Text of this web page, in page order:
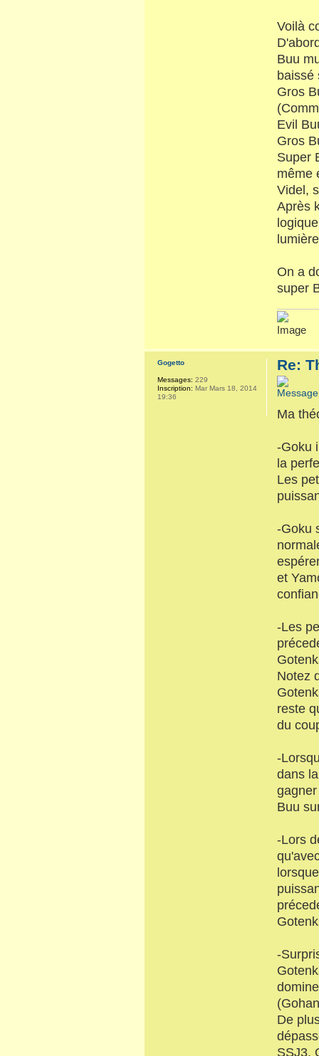
Voilà
Buu
baissé
Gros
Evil
Gros
Super
même
Videl,
Après
On a
super
Re:
Ma
-Goku
la
Les
-Goku
et
-Les
Notez
reste
du
-
dans
Buu
-Lors
-
De
SSJ3.
Gogetto
Messages: 229
Inscription: Mar Mars 18, 2014
19:36